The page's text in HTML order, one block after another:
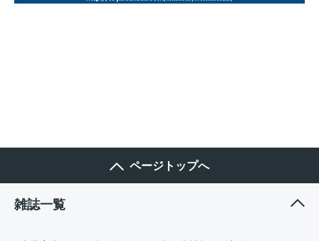
ページトップへ
雑誌一覧